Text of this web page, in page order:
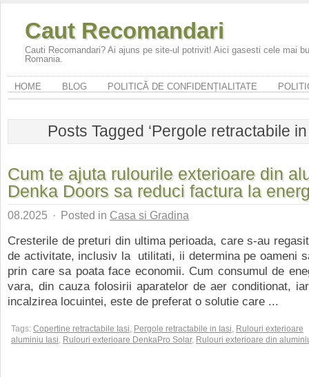
Caut Recomandari
Cauti Recomandari? Ai ajuns pe site-ul potrivit! Aici gasesti cele mai
Romania.
HOME BLOG POLITICĂ DE CONFIDENȚIALITATE
Posts Tagged ‘Pergole retractabile in
Cum te ajuta rulourile exterioare din
Denka Doors sa reduci factura la
08.2025 · Posted in Casa si Gradina
Cresterile de preturi din ultima perioada, care s-au
de activitate, inclusiv la utilitati, ii determina pe oameni
prin care sa poata face economii. Cum consumul de
vara, din cauza folosirii aparatelor de aer conditionat,
incalzirea locuintei, este de preferat o solutie care ...
Tags: Copertine retractabile Iasi, Pergole retractabile in Iasi, Rulouri exterioare
aluminiu Iasi, Rulouri exterioare DenkaPro Solar, Rulouri exterioare din